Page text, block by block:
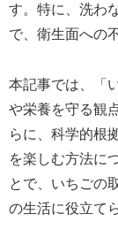
す。特に、洗わ
で、衛生面への
本記事では、「
や栄養を守る観
らに、科学的根
を楽しむ方法に
とで、いちごの
の生活に役立て